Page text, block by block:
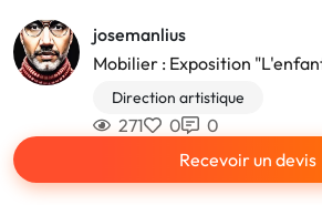
josemanlius
Mobilier : Exposition
Direction artistique
271 0
0
Recevoir un devis